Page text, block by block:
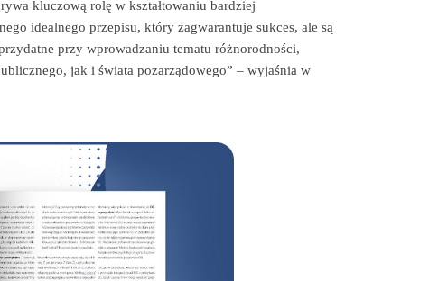
kluczową rolę w kształtowaniu bardziej
idealnego przepisu, który zagwarantuje sukces, ale są
przy wprowadzaniu tematu różnorodności,
jak i świata pozarządowego” – wyjaśnia w